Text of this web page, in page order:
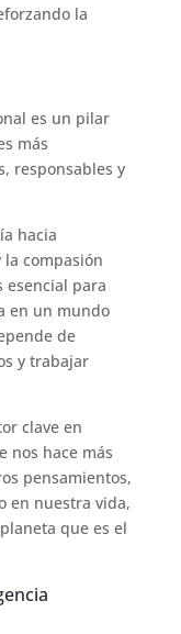
la
es un pilar
más
responsables y
hacia
compasión
esencial para
en un mundo
de
y trabajar
clave en
nos hace más
pensamientos,
en nuestra vida,
que es el